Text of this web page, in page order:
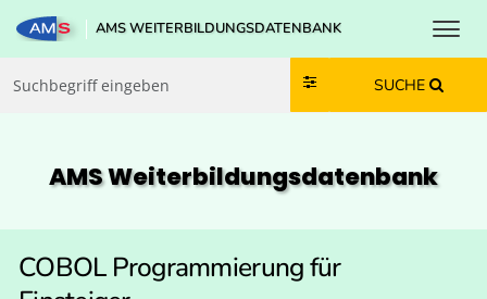
Zum Inhalt springen
Zum Navmenü springen
Zur Suche springen
Zur Footer springen
AMS WEITERBILDUNGSDATENBANK
SUCHE
AMS Weiterbildungs­datenbank
COBOL Programmierung für